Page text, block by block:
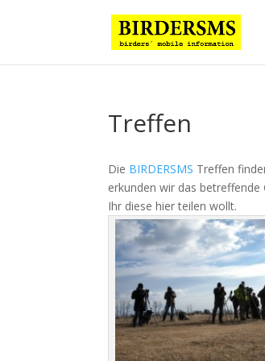
Treffen
Die BIRDERSMS Treffen
erkunden wir das betreffende
Ihr diese hier teilen wollt.